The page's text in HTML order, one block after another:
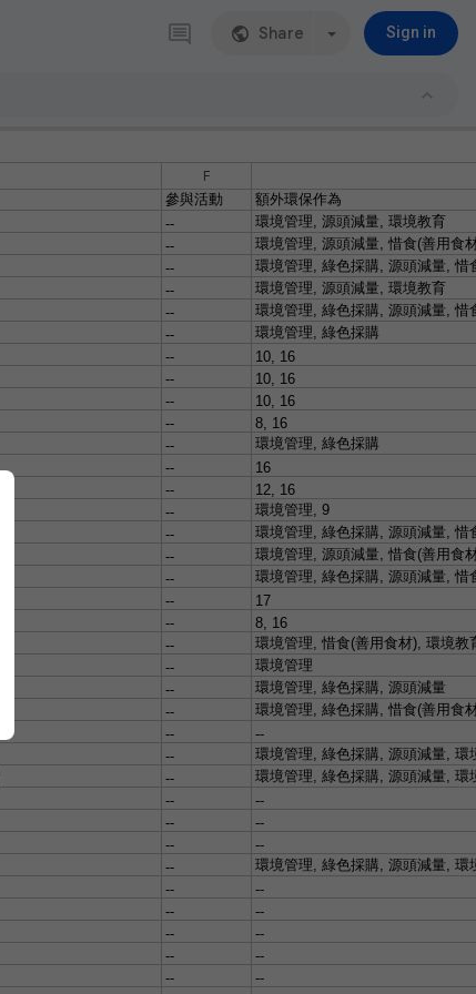
Share Sign in
F
參與活動
額外環保作為
-- 環境管理 源頭減量 環境教育
-- 環境管理 源頭減量 惜食(善用食
-- 環境管理 綠色採購 源頭減量 惜
-- 環境管理 源頭減量 環境教育
-- 環境管理 綠色採購 源頭減量 惜
-- 環境管理 綠色採購
--
10, 16
--
10, 16
--
10, 16
--
8, 16
-- 環境管理 綠色採購
--
16
--
12, 16
-- 環境管理 , 9
-- 環境管理 綠色採購 源頭減量 惜
-- 環境管理 源頭減量 惜食(善用食
-- 環境管理 綠色採購 源頭減量 惜
--
17
--
8, 16
-- 環境管理 惜食(善用食材), 環境教
--
環境管理
-- 環境管理 綠色採購 源頭減量
-- 環境管理 綠色採購 惜食(善用食
--
--
-- 環境管理 綠色採購 源頭減量 環
-- 環境管理 綠色採購 源頭減量 環
--
--
--
--
--
--
-- 環境管理 綠色採購 源頭減量 環
--
--
--
--
--
--
--
--
--
--